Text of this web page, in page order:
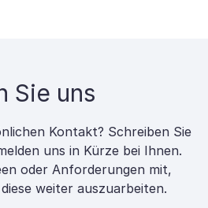
Sie uns
Kontakt? Schreiben Sie
uns in Kürze bei Ihnen.
oder Anforderungen mit,
weiter auszuarbeiten.